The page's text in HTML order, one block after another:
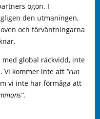
ögon. I
den utmaningen,
och förväntningarna
global räckvidd, inte
Vi kommer inte att ”run
vi inte har förmåga att
.